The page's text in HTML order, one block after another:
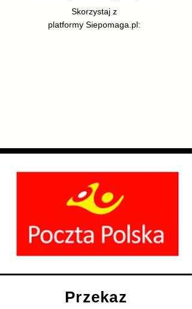
Skorzystaj z
platformy Siepomaga.pl:
Przekaz